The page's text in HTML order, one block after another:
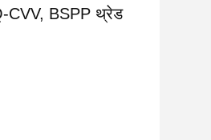
CVV, BSPP थ्रेड